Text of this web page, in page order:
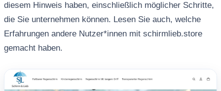
diesem Hinweis haben, einschließlich möglicher Schritte,
die Sie unternehmen können. Lesen Sie auch, welche
Erfahrungen andere Nutzer*innen mit schirmlieb.store
gemacht haben.